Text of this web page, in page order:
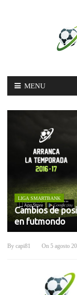
Skip
MENU
LIGA SMARTBANK
Cambios de
en futmondo
By capi81 On 5 agosto